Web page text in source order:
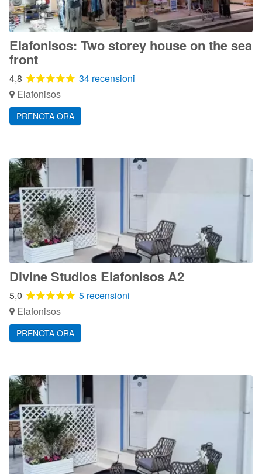
Elafonisos: Two storey house on the sea
front
4,8
34 recensioni
Elafonisos
PRENOTA ORA
Divine Studios Elafonisos A2
5,0
5 recensioni
Elafonisos
PRENOTA ORA